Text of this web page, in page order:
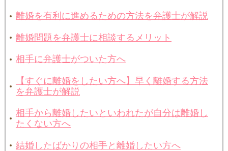
離婚を有利に進めるための方法を弁護士が解説
離婚問題を弁護士に相談するメリット
相手に弁護士がついた方へ
【すぐに離婚をしたい方へ】早く離婚する方法
を弁護士が解説
相手から離婚したいといわれたが自分は離婚し
たくない方へ
結婚したばかりの相手と離婚したい方へ